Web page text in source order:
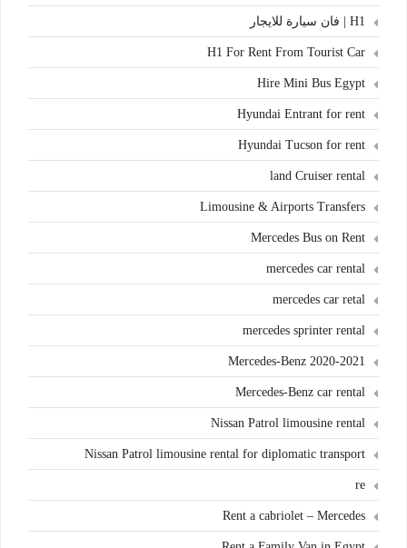
H1 | فان سيارة للايجار
H1 For Rent From Tourist Car
Hire Mini Bus Egypt
Hyundai Entrant for rent
Hyundai Tucson for rent
land Cruiser rental
Limousine & Airports Transfers
Mercedes Bus on Rent
mercedes car rental
mercedes car retal
mercedes sprinter rental
Mercedes-Benz 2020-2021
Mercedes-Benz car rental
Nissan Patrol limousine rental
Nissan Patrol limousine rental for diplomatic transport
re
Rent a cabriolet – Mercedes